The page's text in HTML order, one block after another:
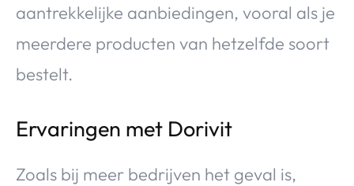
aantrekkelijke aanbiedingen, vooral als je
meerdere producten van hetzelfde soort
bestelt.
Ervaringen met Dorivit
Zoals bij meer bedrijven het geval is,